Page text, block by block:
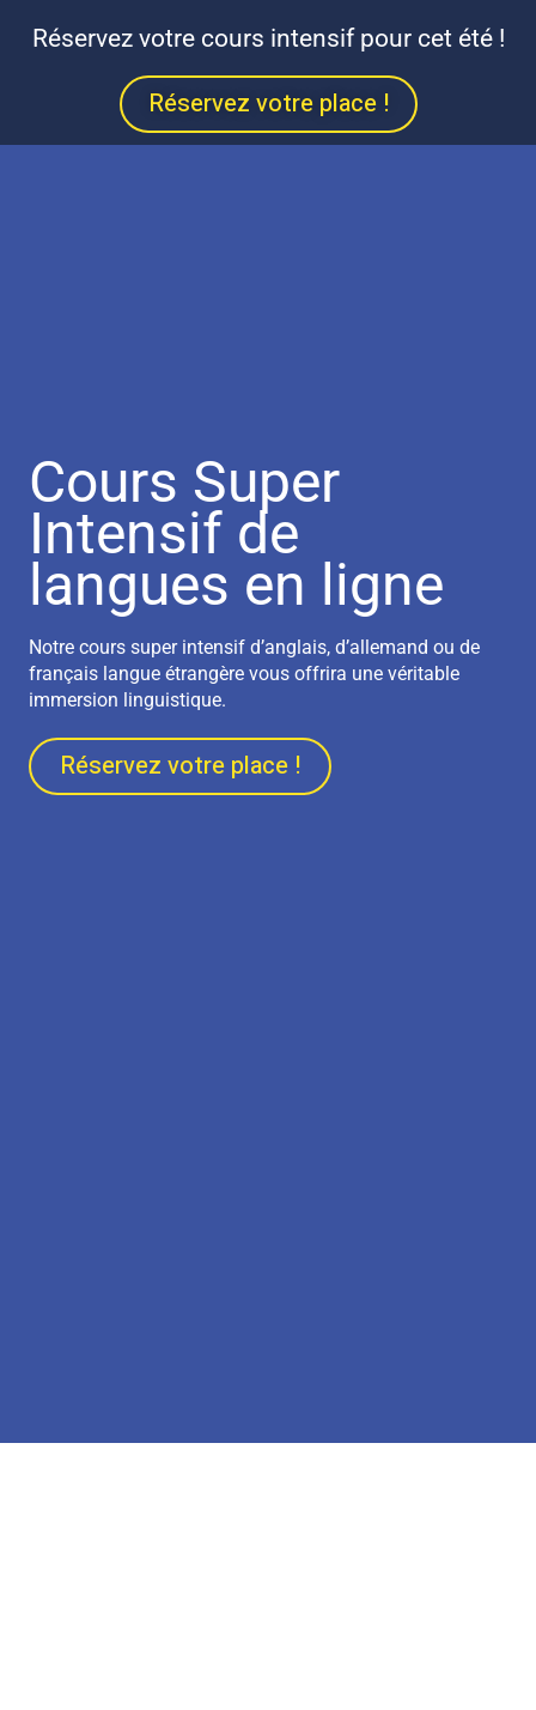
Réservez votre cours intensif pour cet été !
Réservez votre place !
Cours Super
Intensif de
langues en ligne
Notre cours super intensif d’anglais, d’allemand ou de
français langue étrangère vous offrira une véritable
immersion linguistique.
Réservez votre place !